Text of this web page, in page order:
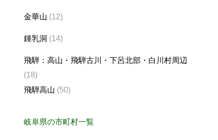
金華山 (12)
鍾乳洞 (14)
飛騨：高山・飛騨古川・下呂北部・白川村周辺
(18)
飛騨高山 (50)
岐阜県の市町村一覧